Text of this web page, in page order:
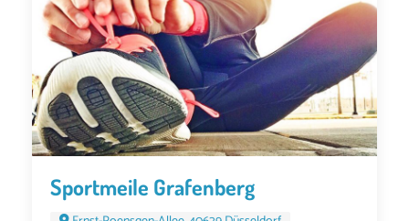
Sportmeile Grafenberg